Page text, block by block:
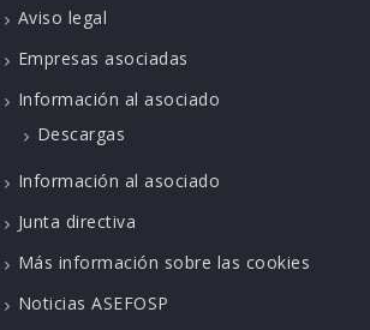
Aviso legal
Empresas asociadas
Información al asociado
Descargas
Información al asociado
Junta directiva
Más información sobre las cookies
Noticias ASEFOSP